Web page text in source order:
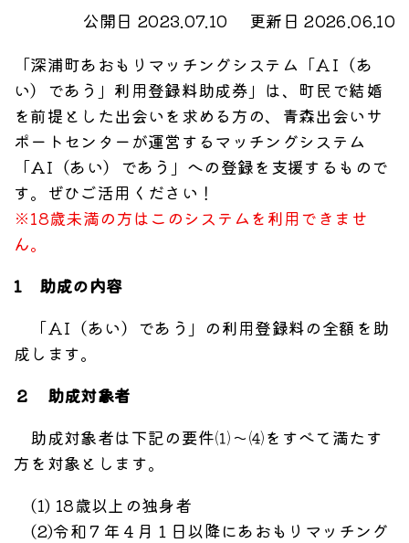
公開日 2023.07.10
更新日 2026.06.10
「深浦町あおもりマッチングシステム「ＡI（あ
い）であう」利用登録料助成券」は、町民で結婚
を前提とした出会いを求める方の、青森出会いサ
ポートセンターが運営するマッチングシステム
「AI（あい）であう」への登録を支援するもので
す。ぜひご活用ください！
※18歳未満の方はこのシステムを利用できませ
ん。
1 助成の内容
「ＡI（あい）であう」の利用登録料の全額を助
成します。
２ 助成対象者
助成対象者は下記の要件⑴～⑷をすべて満たす
方を対象とします。
(1) 18歳以上の独身者
(2)令和７年４月１日以降にあおもりマッチング